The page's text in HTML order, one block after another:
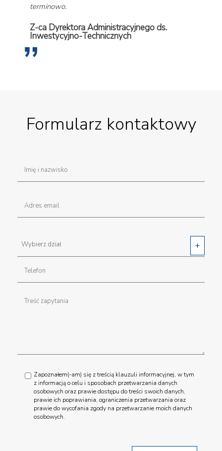
terminowo.
Z-ca Dyrektora Administracyjnego ds.
Inwestycyjno-Technicznych
Formularz kontaktowy
Zapoznałem(-am) się z treścią klauzuli informacyjnej, w tym
z informacją o celu i sposobach przetwarzania danych
osobowych oraz prawie dostępu do treści swoich danych,
prawie ich poprawiania, ograniczenia przetwarzania oraz
prawie do wycofania zgody na przetwarzanie moich danych
osobowych.